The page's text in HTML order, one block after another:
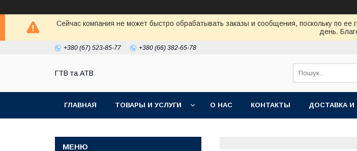
Сейчас компания не может быстро обрабатывать заказы и сообщения, поскольку по
день.
+380 (67) 523-85-77 +380 (66) 382-65-78
ГТВ та АТВ
ГЛАВНАЯ ТОВАРЫ И УСЛУГИ О НАС КОНТАКТЫ ДОСТАВКА И